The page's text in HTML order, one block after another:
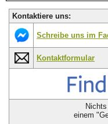
Kontaktiere uns:
Schreibe uns im
Kontaktformular
einem